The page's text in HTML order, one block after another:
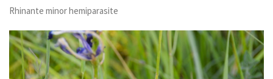
Rhinante minor hemiparasite